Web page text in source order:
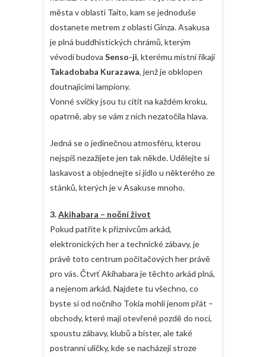
města v oblasti Taito, kam se jednoduše
dostanete metrem z oblasti Ginza. Asakusa
je plná buddhistických chrámů, kterým
vévodí budova Senso-ji, kterému místní říkají
Takadobaba Kurazawa, jenž je obklopen
doutnajícími lampiony.
Vonné svíčky jsou tu cítit na každém kroku,
opatrně, aby se vám z nich nezatočila hlava.
Jedná se o jedinečnou atmosféru, kterou
nejspíš nezažijete jen tak někde. Udělejte si
laskavost a objednejte si jídlo u některého ze
stánků, kterých je v Asakuse mnoho.
3.Akihabara – noční život
Pokud patříte k příznivcům arkád,
elektronických her a technické zábavy, je
právě toto centrum počítačových her právě
pro vás. Čtvrť Akihabara je těchto arkád plná,
a nejenom arkád. Najdete tu všechno, co
byste si od nočního Tokia mohli jenom přát –
obchody, které mají otevřené pozdě do noci,
spoustu zábavy, klubů a bister, ale také
postranní uličky, kde se nacházejí stroze